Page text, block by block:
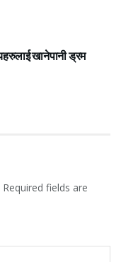
खानेपानी ड्रम
Required fields are